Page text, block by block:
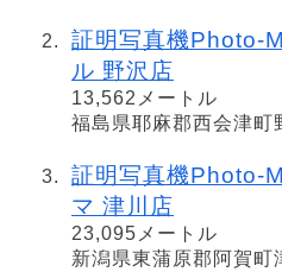
証明写真機Photo-
ル 野沢店
13,562メートル
福島県耶麻郡西会津町
証明写真機Photo-
マ 津川店
23,095メートル
新潟県東蒲原郡阿賀町